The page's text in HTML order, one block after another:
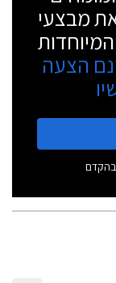
את מבצעי
הצעה
בהקדם